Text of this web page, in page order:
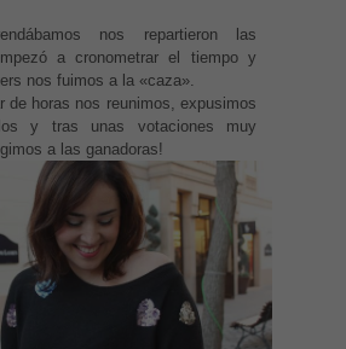
nos repartieron las
a cronometrar el tiempo y
nos fuimos a la «caza».
de horas nos reunimos, expusimos
y tras unas votaciones muy
a las ganadoras!